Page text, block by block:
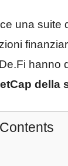
una suite
hanno
della